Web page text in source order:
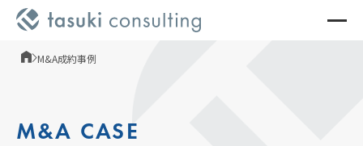
M&A成約事例
M&A CASE